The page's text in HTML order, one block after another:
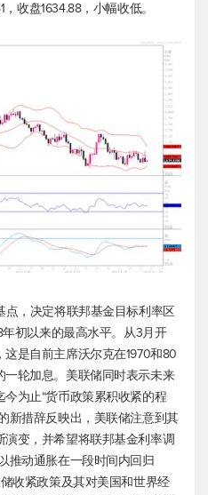
收盘1634.88，小幅收低。
点，决定将联邦基金目标利率区
初以来的最高水平。从3月开
是自前主席沃尔克在1970和80
轮加息。美联储同时表示未来
为止“货币政策累积收紧的程
新措辞反映出，美联储注意到其
变，并希望将联邦基金利率调
推动通胀在一段时间内回归
收紧政策及其对美国和世界经